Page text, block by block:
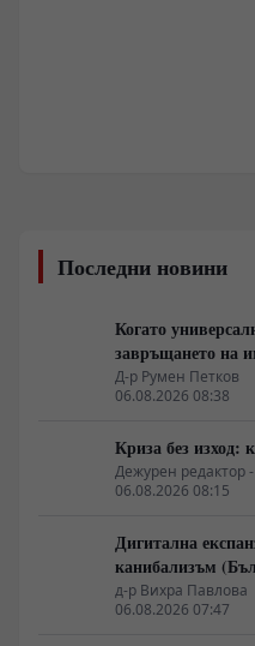
Последни новини
Когато
завръщането на
Д-р Румен Петков
06.08.2026 08:38
Криза без изход:
Дежурен редактор
06.08.2026 08:15
Дигитална
канибализъм
дигиталната
екологична
д-р Вихра Павлова
06.08.2026 07:47